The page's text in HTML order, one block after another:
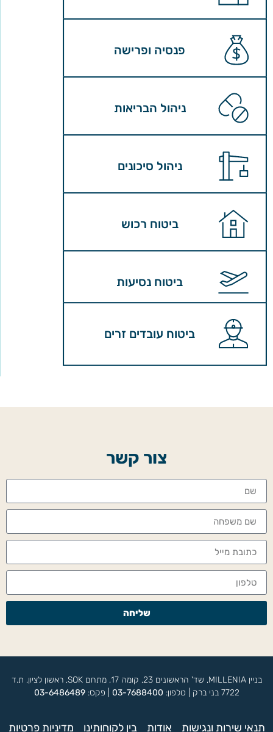
פנסיה ופרישה
ניהול הבריאות
ניהול סיכונים
ביטוח רכוש
ביטוח נסיעות
ביטוח עובדים זרים
צור קשר
שליחה
בניין MILLENIA, שד' הראשונים 23, קומה 17, מתחם SOK, ראשון לציון, ת.ד
7722 בני ברק | טלפון:
03-7688400 | פקס:03-6486489
תנאי שירות ונגישות אודות בין לקוחותינו מדיניות פרטיות